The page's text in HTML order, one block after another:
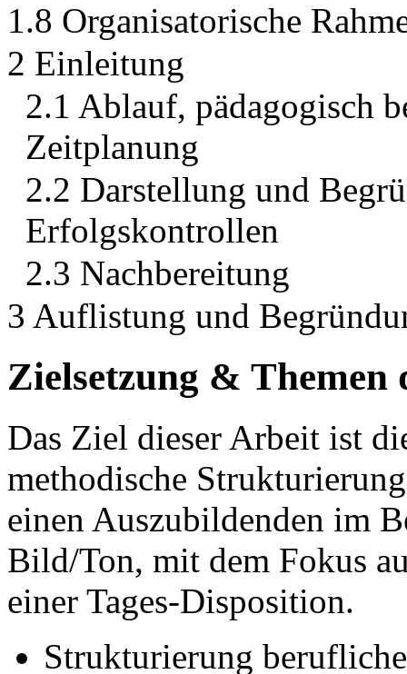
1.8 Organisatorische
2 Einleitung
2.1 Ablauf, pädagogisch
Zeitplanung
2.2 Darstellung und
Erfolgskontrollen
2.3 Nachbereitung
3 Auflistung und
Zielsetzung &
Das Ziel dieser Arbeit ist
methodische
einen Auszubildenden im
Bild/Ton, mit dem Fokus
einer Tages-Disposition.
Strukturierung